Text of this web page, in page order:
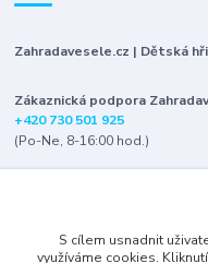
Zahradavesele.cz | Dětská
Zákaznická podpora
+420 730 501 925
(Po-Ne, 8-16:00 hod.)
S cílem usnadnit
využíváme cookies.